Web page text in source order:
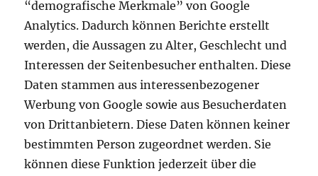
“demografische Merkmale” von Google
Analytics. Dadurch können Berichte erstellt
werden, die Aussagen zu Alter, Geschlecht und
Interessen der Seitenbesucher enthalten. Diese
Daten stammen aus interessenbezogener
Werbung von Google sowie aus Besucherdaten
von Drittanbietern. Diese Daten können keiner
bestimmten Person zugeordnet werden. Sie
können diese Funktion jederzeit über die